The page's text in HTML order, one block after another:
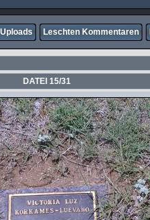
Leschten Kommentaren
DATEI 15/31